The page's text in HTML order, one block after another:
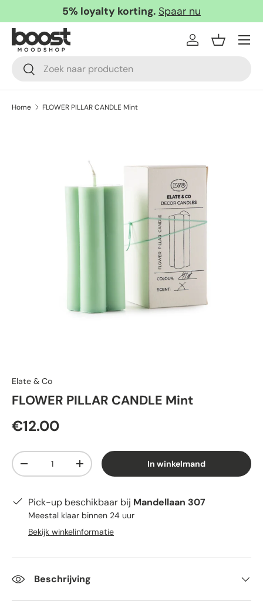
Ga naar inhoud
5% loyalty korting. Spaar nu
Zoeken
Zoeken
InloggenMandje
Menu
Home FLOWER PILLAR CANDLE Mint
Elate & Co
FLOWER PILLAR CANDLE Mint
€12.00
Aantal
-
+ In winkelmand
Pick-up beschikbaar bij Mandellaan 307
Meestal klaar binnen 24 uur
Bekijk winkelinformatie
Beschrijving